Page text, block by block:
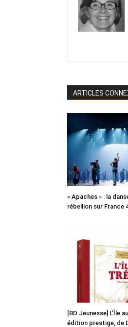
ARTICLES
« Apaches » : la
rébellion sur France
[BD Jeunesse] L’Île
édition prestige, de